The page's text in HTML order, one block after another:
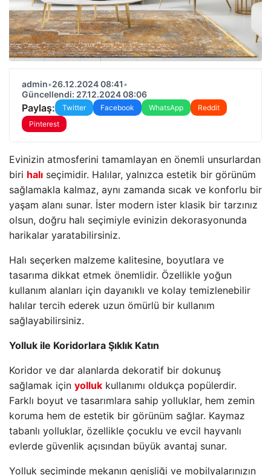
admin•26.12.2024 08:41•
Güncellendi: 27.12.2024 08:06
Paylaş: Twitter Facebook WhatsApp
Reddit
Pinterest
Evinizin atmosferini tamamlayan en önemli unsurlardan
biri halı seçimidir. Halılar, yalnızca estetik bir görünüm
sağlamakla kalmaz, aynı zamanda sıcak ve konforlu bir
yaşam alanı sunar. İster modern ister klasik bir tarzınız
olsun, doğru halı seçimiyle evinizin dekorasyonunda
harikalar yaratabilirsiniz.
Halı seçerken malzeme kalitesine, boyutlara ve
tasarıma dikkat etmek önemlidir. Özellikle yoğun
kullanım alanları için dayanıklı ve kolay temizlenebilir
halılar tercih ederek uzun ömürlü bir kullanım
sağlayabilirsiniz.
Yolluk ile Koridorlara Şıklık Katın
Koridor ve dar alanlarda dekoratif bir dokunuş
sağlamak için yolluk kullanımı oldukça popülerdir.
Farklı boyut ve tasarımlara sahip yolluklar, hem zemin
koruma hem de estetik bir görünüm sağlar. Kaymaz
tabanlı yolluklar, özellikle çocuklu ve evcil hayvanlı
evlerde güvenlik açısından büyük avantaj sunar.
Yolluk seçiminde mekanın genişliği ve mobilyalarınızın